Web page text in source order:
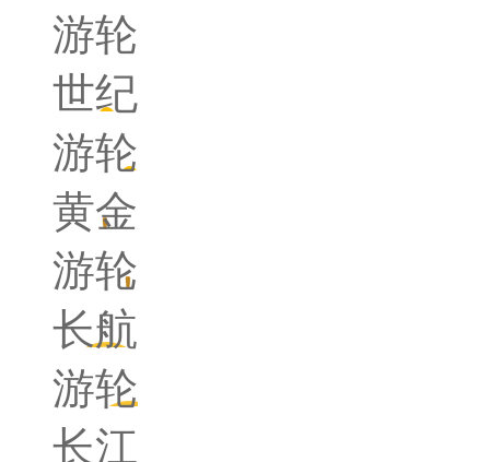
游轮
世纪
游轮
黄金
游轮
长航
游轮
长江